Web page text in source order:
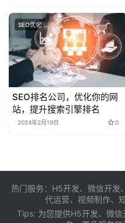
SEO优化
SEO排名公司，优化你的网
站，提升搜索引擎排名
2024年2月19日 0
热门服务：H5开发、微信开发
代运营、视频制作、
Tips: 为您提供H5开发、 微信